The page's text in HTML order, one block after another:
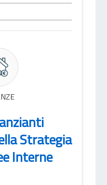
Strategia
Interne